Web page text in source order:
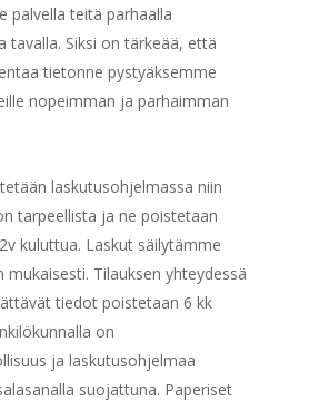
palvella teitä parhaalla
tavalla. Siksi on tärkeää, että
tietonne pystyäksemme
nopeimman ja parhaimman
laskutusohjelmassa niin
tarpeellista ja ne poistetaan
kuluttua. Laskut säilytämme
mukaisesti. Tilauksen yhteydessä
tiedot poistetaan 6 kk
on
ja laskutusohjelmaa
suojattuna. Paperiset